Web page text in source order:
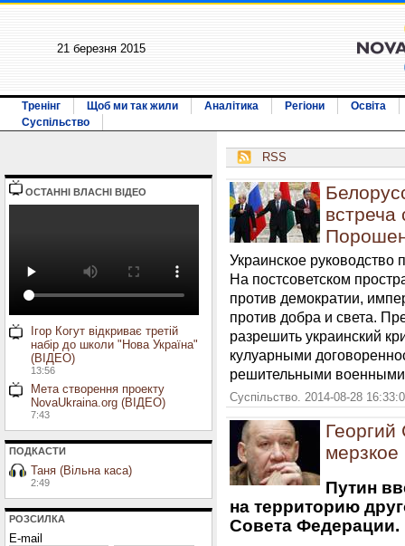
21 березня 2015
Тренінг Щоб ми так жили Аналітика Регіони
Освіта
Суспільство
ОСТАННI ВЛАСНI ВIДЕО
Ігор Когут відкриває третій
набір до школи "Нова Україна"
(ВІДЕО)
13:56
Мета створення проекту
NovaUkraina.org (ВІДЕО)
7:43
ПОДКАСТИ
Таня (Вільна каса)
2:49
РОЗСИЛКА
E-mail
RSS
встреча
Украинское руководство
На постсоветском
против демократии,
против добра и света.
разрешить украинский
кулуарными
решительными
Суспільство. 2014-08-28
мерзкое
Путин
на территорию
Совета Федерации.